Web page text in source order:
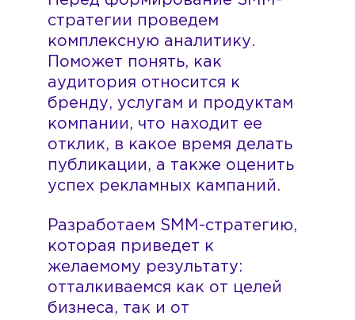
стратегии проведем
комплексную аналитику.
Поможет понять, как
аудитория относится к
бренду, услугам и продуктам
компании, что находит ее
отклик, в какое время делать
публикации, а также оценить
успех рекламных кампаний.
Разработаем SMM-стратегию,
которая приведет к
желаемому результату:
отталкиваемся как от целей
бизнеса, так и от